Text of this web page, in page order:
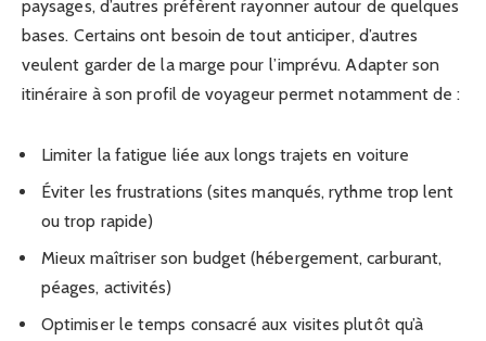
paysages, d’autres préfèrent rayonner autour de quelques
bases. Certains ont besoin de tout anticiper, d’autres
veulent garder de la marge pour l’imprévu. Adapter son
itinéraire à son profil de voyageur permet notamment de :
Limiter la fatigue liée aux longs trajets en voiture
Éviter les frustrations (sites manqués, rythme trop lent
ou trop rapide)
Mieux maîtriser son budget (hébergement, carburant,
péages, activités)
Optimiser le temps consacré aux visites plutôt qu’à